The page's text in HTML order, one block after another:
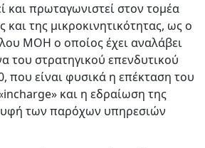
και πρωταγωνιστεί στον τομέα
και της μικροκινητικότητας, ως ο
MOH ο οποίος έχει αναλάβει
του στρατηγικού επενδυτικού
που είναι φυσικά η επέκταση του
και η εδραίωση της
των παρόχων υπηρεσιών